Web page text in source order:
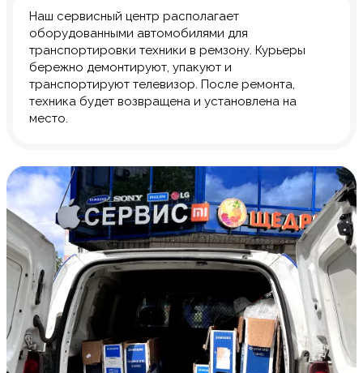
Наш сервисный центр располагает
оборудованными автомобилями для
транспортировки техники в ремзону. Курьеры
бережно демонтируют, упакуют и
транспортируют телевизор. После ремонта,
техника будет возвращена и установлена на
место.